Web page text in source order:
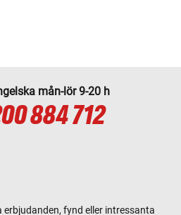
mån-lör 9-20 h
884 712
fynd eller intressanta